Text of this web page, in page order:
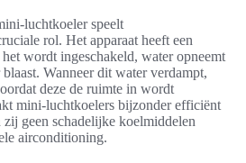
luchtkoeler speelt
rol. Het apparaat heeft een
wordt ingeschakeld, water opneemt
Wanneer dit water verdampt,
deze de ruimte in wordt
mini-luchtkoelers bijzonder efficiënt
geen schadelijke koelmiddelen
airconditioning.